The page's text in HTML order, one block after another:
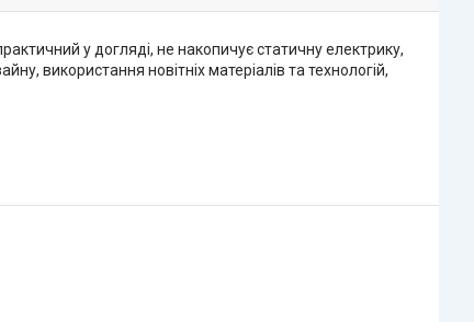
у догляді, не накопичує статичну електрику,
використання новітніх матеріалів та технологій,